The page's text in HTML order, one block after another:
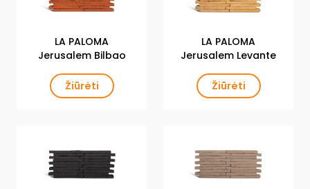
LA PALOMA
Jerusalem Bilbao
Žiūrėti
LA PALOMA
Jerusalem Levante
Žiūrėti